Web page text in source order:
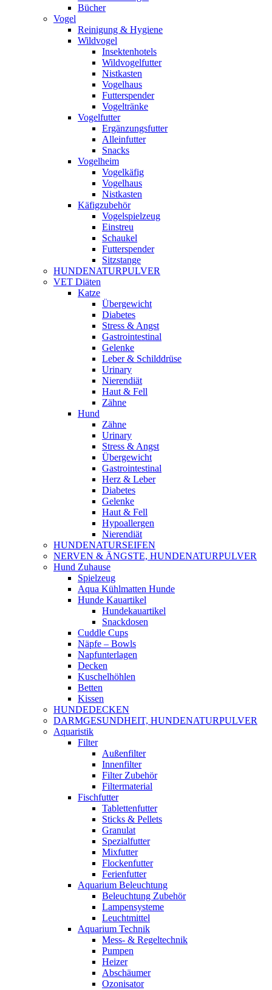
Bücher
Vogel
Reinigung & Hygiene
Wildvogel
Insektenhotels
Wildvogelfutter
Nistkasten
Vogelhaus
Futterspender
Vogeltränke
Vogelfutter
Ergänzungsfutter
Alleinfutter
Snacks
Vogelheim
Vogelkäfig
Vogelhaus
Nistkasten
Käfigzubehör
Vogelspielzeug
Einstreu
Schaukel
Futterspender
Sitzstange
HUNDENATURPULVER
VET Diäten
Katze
Übergewicht
Diabetes
Stress & Angst
Gastrointestinal
Gelenke
Leber & Schilddrüse
Urinary
Nierendiät
Haut & Fell
Zähne
Hund
Zähne
Urinary
Stress & Angst
Übergewicht
Gastrointestinal
Herz & Leber
Diabetes
Gelenke
Haut & Fell
Hypoallergen
Nierendiät
HUNDENATURSEIFEN
NERVEN & ÄNGSTE, HUNDENATURPULVER
Hund Zuhause
Spielzeug
Aqua Kühlmatten Hunde
Hunde Kauartikel
Hundekauartikel
Snackdosen
Cuddle Cups
Näpfe – Bowls
Napfunterlagen
Decken
Kuschelhöhlen
Betten
Kissen
HUNDEDECKEN
DARMGESUNDHEIT, HUNDENATURPULVER
Aquaristik
Filter
Außenfilter
Innenfilter
Filter Zubehör
Filtermaterial
Fischfutter
Tablettenfutter
Sticks & Pellets
Granulat
Spezialfutter
Mixfutter
Flockenfutter
Ferienfutter
Aquarium Beleuchtung
Beleuchtung Zubehör
Lampensysteme
Leuchtmittel
Aquarium Technik
Mess- & Regeltechnik
Pumpen
Heizer
Abschäumer
Ozonisator